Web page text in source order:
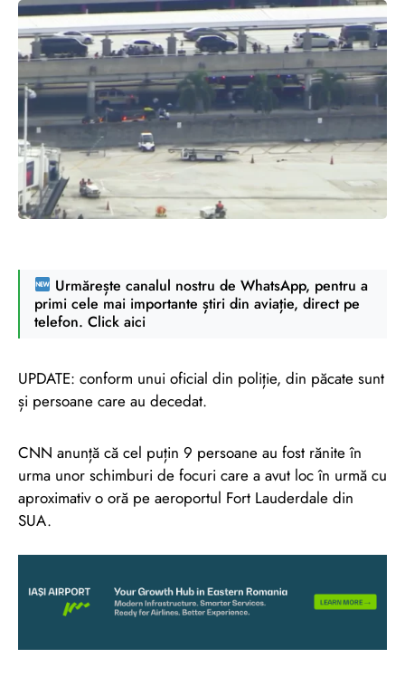
Urmărește canalul nostru de WhatsApp, pentru a
primi cele mai importante știri din aviație, direct pe
telefon. Click aici
UPDATE: conform unui oficial din poliție, din păcate sunt
și persoane care au decedat.
CNN anunță că cel puțin 9 persoane au fost rănite în
urma unor schimburi de focuri care a avut loc în urmă cu
aproximativ o oră pe aeroportul Fort Lauderdale din
SUA.